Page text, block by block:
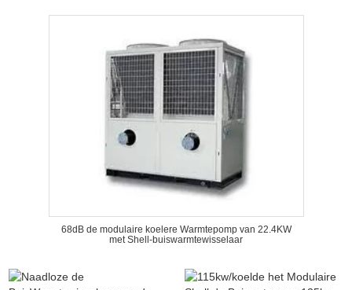
68dB de modulaire koelere Warmtepomp van 22.4KW
met Shell-buiswarmtewisselaar